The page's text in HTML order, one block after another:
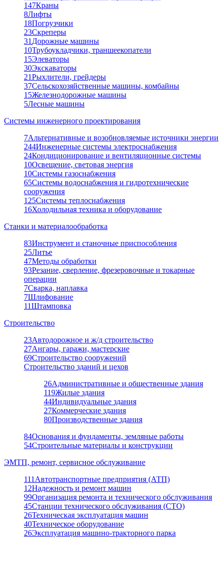
147Краны
8Лифты
18Погрузчики
23Скреперы
31 Дорожные машины
10Трубоукладчики, траншеекопатели
15Элеваторы
30Экскаваторы
21Рыхлители, грейдеры
37Сельскохозяйственные машины, комбайны
15Железнодорожные машины
5Лесные машины
Системы инженерного проектирования
7Альтернативные и возобновляемые источники энергии
244Инженерные системы электроснабжения
24Кондиционирование и вентиляционные системы
10Освещение, световая энергия
10Системы газоснабжения
65Системы водоснабжения и гидротехнические
сооружения
125Системы теплоснабжения
16Холодильная техника и оборудование
Станки и материалообработка
83Инструмент и станочные приспособления
25Литье
47Методы обработки
93Резание, сверление, фрезеровочные и токарные
операции
7Сварка, наплавка
7Шлифование
11Штамповка
Строительство
23Автодорожное и ж/д строительство
27Ангары, гаражи, мастерские
69Строительство сооружений
Строительство зданий и цехов
26Административные и общественные здания
119Жилые здания
44Индивидуальные здания
27Коммерческие здания
80Производственные здания
84Основания и фундаменты, земляные работы
54Строительные материалы и конструкции
ЭМТП, ремонт, сервисное обслуживание
111 Автотранспортные предприятия (АТП)
12Надежность и ремонт машин
99Организация ремонта и технического обслуживания
45Станции технического обслуживания (СТО)
26Техническая эксплуатация машин
40Техническое оборудование
26Эксплуатация машино-тракторного парка